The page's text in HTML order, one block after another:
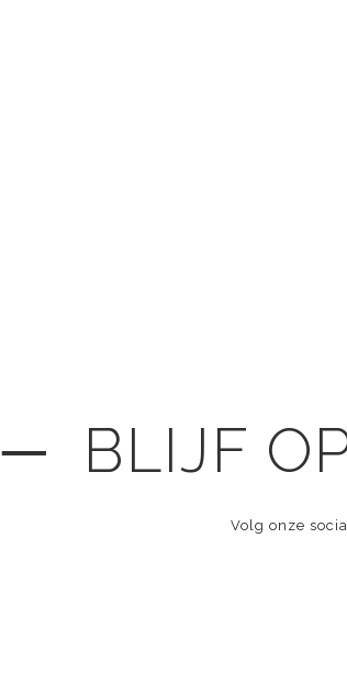
─ BLIJF
Volg onze